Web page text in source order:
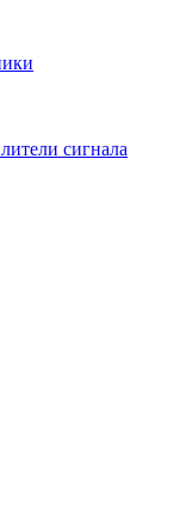
сигнала